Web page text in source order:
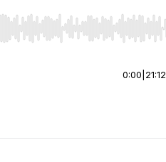
End to jump to start or
0:00 21:12